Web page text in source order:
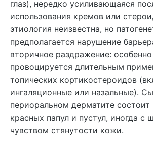
глаз), нередко усиливающаяся
использования кремов или
этиология неизвестна, но
предполагается нарушение
вторичное раздражение:
провоцируется длительным
топических кортикостероидов
ингаляционные или назальные).
периоральном дерматите состоит
красных папул и пустул, иногда с
чувством стянутости кожи.